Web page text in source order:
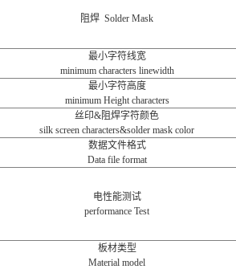
阻焊 Solder Mask
最小字符线宽
minimum characters linewidth
最小字符高度
minimum Height characters
丝印&阻焊字符颜色
silk screen characters&solder mask color
数据文件格式
Data file format
电性能测试
performance Test
板材类型
Material model